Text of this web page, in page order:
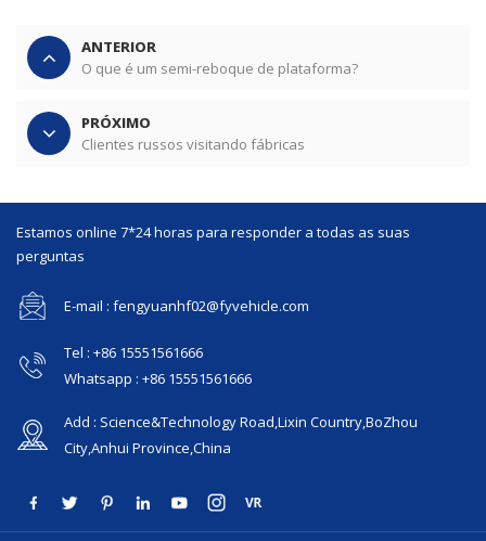
ANTERIOR
O que é um semi-reboque de plataforma?
PRÓXIMO
Clientes russos visitando fábricas
Estamos online 7*24 horas para responder a todas as suas
perguntas
E-mail : fengyuanhf02@fyvehicle.com
Tel : +86 15551561666
Whatsapp : +86 15551561666
Add : Science&Technology Road,Lixin Country,BoZhou
City,Anhui Province,China